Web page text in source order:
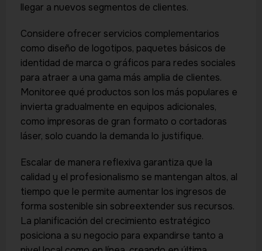
llegar a nuevos segmentos de clientes.
Considere ofrecer servicios complementarios
como diseño de logotipos, paquetes básicos de
identidad de marca o gráficos para redes sociales
para atraer a una gama más amplia de clientes.
Monitoree qué productos son los más populares e
invierta gradualmente en equipos adicionales,
como impresoras de gran formato o cortadoras
láser, solo cuando la demanda lo justifique.
Escalar de manera reflexiva garantiza que la
calidad y el profesionalismo se mantengan altos, al
tiempo que le permite aumentar los ingresos de
forma sostenible sin sobreextender sus recursos.
La planificación del crecimiento estratégico
posiciona a su negocio para expandirse tanto a